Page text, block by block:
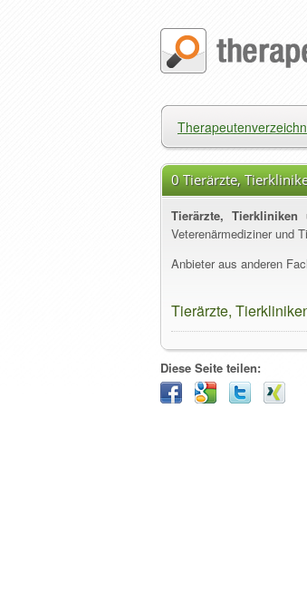
0 Tierärzte,
Tierärzte, Tierkliniken
Veterenärmediziner und
Anbieter aus anderen
Tierärzte,
Diese Seite teilen: